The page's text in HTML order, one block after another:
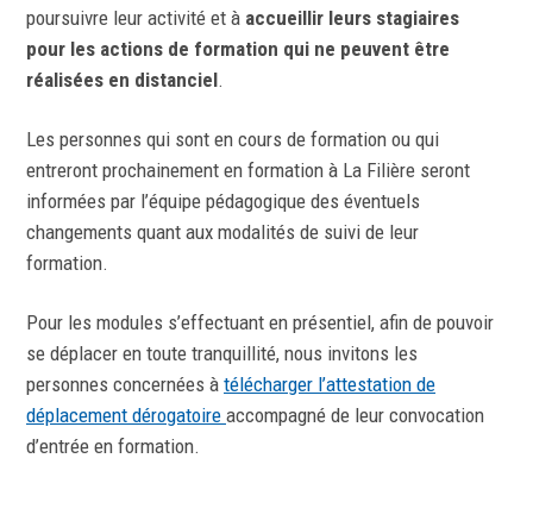
poursuivre leur activité et à accueillir leurs stagiaires
pour les actions de formation qui ne peuvent être
réalisées en distanciel.
Les personnes qui sont en cours de formation ou qui
entreront prochainement en formation à La Filière seront
informées par l’équipe pédagogique des éventuels
changements quant aux modalités de suivi de leur
formation.
Pour les modules s’effectuant en présentiel, afin de pouvoir
se déplacer en toute tranquillité, nous invitons les
personnes concernées à télécharger l’attestation de
déplacement dérogatoire accompagné de leur convocation
d’entrée en formation.